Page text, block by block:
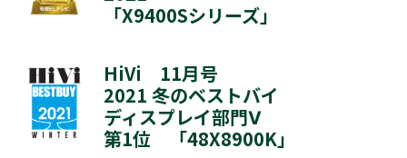
「X9400Sシリーズ」
HiVi 11月号
2021 冬のベストバイ
ディスプレイ部門Ⅴ
第1位 「48X8900K」